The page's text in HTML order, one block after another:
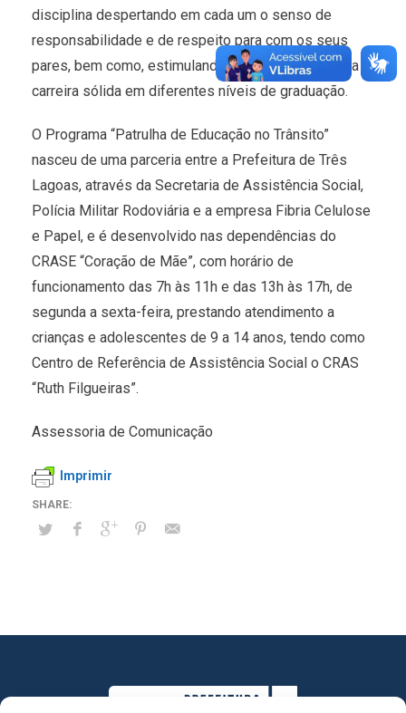
disciplina despertando em cada um o senso de
responsabilidade e de respeito para com os seus
pares, bem como, estimulando-os a desejarem uma
carreira sólida em diferentes níveis de graduação.
O Programa “Patrulha de Educação no Trânsito”
nasceu de uma parceria entre a Prefeitura de Três
Lagoas, através da Secretaria de Assistência Social,
Polícia Militar Rodoviária e a empresa Fibria Celulose
e Papel, e é desenvolvido nas dependências do
CRASE “Coração de Mãe”, com horário de
funcionamento das 7h às 11h e das 13h às 17h, de
segunda a sexta-feira, prestando atendimento a
crianças e adolescentes de 9 a 14 anos, tendo como
Centro de Referência de Assistência Social o CRAS
“Ruth Filgueiras”.
Assessoria de Comunicação
Imprimir